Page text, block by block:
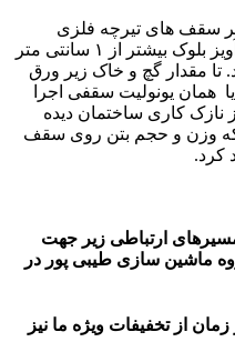
سقف های تیرچه فلزی
استفاده نشود. پیشنهاد می شود که آویز بلوک بیشتر از ۱ سانتی متر
شود. تا مقدار گچ و خاک زیر ورق
همان یونولیت سقفی اجرا
کاری ساختمان دیده
که وزن و حجم بتن روی سقف
کرد.
ارتباطی زیر جهت
ماشین سازی طیبی پور در
از تخفیفات ویژه ما نیز